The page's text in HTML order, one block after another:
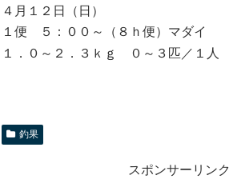
４月１２日（日）
１便 ５：００～（８ｈ便）マダイ
１．０～２．３ｋｇ ０～３匹／１人
釣果
スポンサーリンク